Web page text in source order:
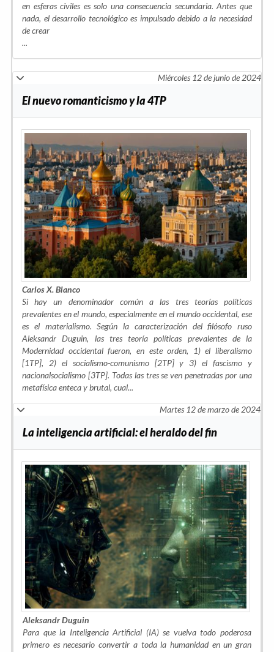
en esferas civiles es solo una consecuencia secundaria. Antes que
nada, el desarrollo tecnológico es impulsado debido a la necesidad
de crear
...
Miércoles 12 de junio de 2024
El nuevo romanticismo y la 4TP
Carlos X. Blanco
Si hay un denominador común a las tres teorías políticas
prevalentes en el mundo, especialmente en el mundo occidental, ese
es el materialismo. Según la caracterización del filósofo ruso
Aleksandr Duguin, las tres teoría políticas prevalentes de la
Modernidad occidental fueron, en este orden, 1) el liberalismo
[1TP], 2) el socialismo-comunismo [2TP] y 3) el fascismo y
nacionalsocialismo [3TP]. Todas las tres se ven penetradas por una
metafísica enteca y brutal, cual...
Martes 12 de marzo de 2024
La inteligencia artificial: el heraldo del fin
Aleksandr Duguin
Para que la Inteligencia Artificial (IA) se vuelva todo poderosa
primero es necesario convertir a toda la humanidad en un gran